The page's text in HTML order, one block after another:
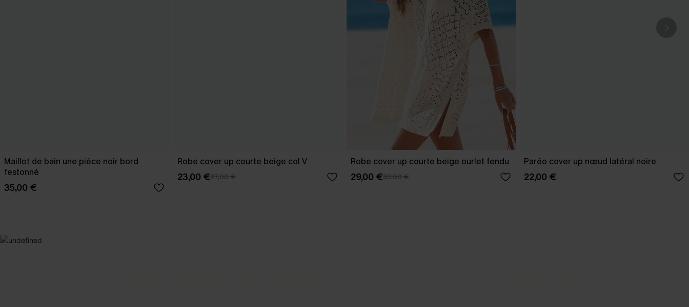
Maillot de bain une pièce noir bord
festonné
35,00 €
Robe cover up courte beige col V
23,00 €27,00 €
Robe cover up courte beige ourlet fendu
29,00 €32,00 €
Paréo cover up nœud latéral noire
22,00 €